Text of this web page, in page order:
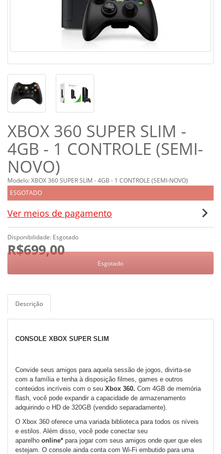
XBOX 360 SUPER SLIM -
4GB - 1 CONTROLE (SEMI-
NOVO)
Modelo: XBOX 360 SUPER SLIM - 4GB - 1 CONTROLE (SEMI-NOVO)
ESGOTADO
Ver meios de pagamento
Disponibilidade: Esgotado
R$699,00
Descrição
CONSOLE XBOX SUPER SLIM
Convide seus amigos para aquela sessão de jogos, divirta-se
com a família e tenha à disposição filmes, games e outros
conteúdos incríveis com o seu Xbox 360. Com 4GB de memória
flash, você pode expandir a capacidade de armazenamento
adquirindo o HD de 320GB (vendido separadamente).
O Xbox 360 oferece uma variada biblioteca para todos os níveis
e estilos. Além disso, você pode conectar seu
aparelho online* para jogar com seus amigos onde quer que eles
estejam. O console ainda conta com Wi-Fi embutido para uma